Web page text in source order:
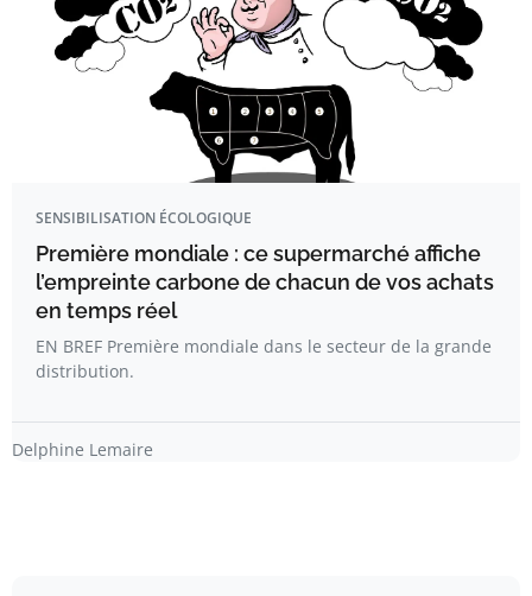
SENSIBILISATION ÉCOLOGIQUE
Première mondiale : ce supermarché affiche
l’empreinte carbone de chacun de vos achats
en temps réel
EN BREF Première mondiale dans le secteur de la grande
distribution.
Delphine Lemaire